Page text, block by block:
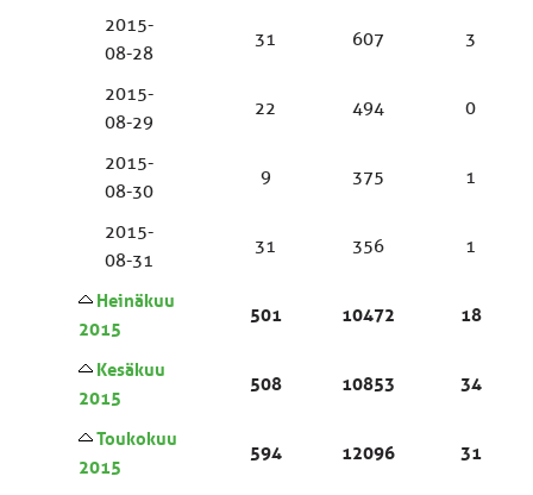
2015-
08-28
31 607 3
2015-
08-29
22 494 0
2015-
08-30
9 375 1
2015-
08-31
31 356 1
Heinäkuu
2015
501 10472 18
Kesäkuu
2015
508 10853 34
Toukokuu
2015
594 12096 31